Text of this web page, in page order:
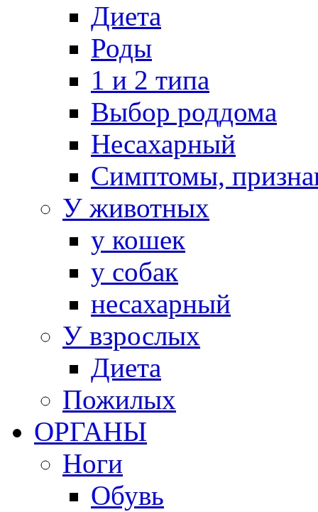
Диета
Роды
1 и 2 типа
Выбор роддома
Несахарный
Симптомы,
У животных
у кошек
у собак
несахарный
У взрослых
Диета
Пожилых
ОРГАНЫ
Ноги
Обувь